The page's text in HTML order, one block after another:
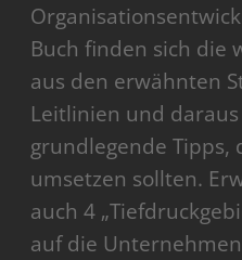
Buch finden sich die
aus den erwähnten
Leitlinien und
grundlegende Tipps,
umsetzen sollten.
auch 4
auf die